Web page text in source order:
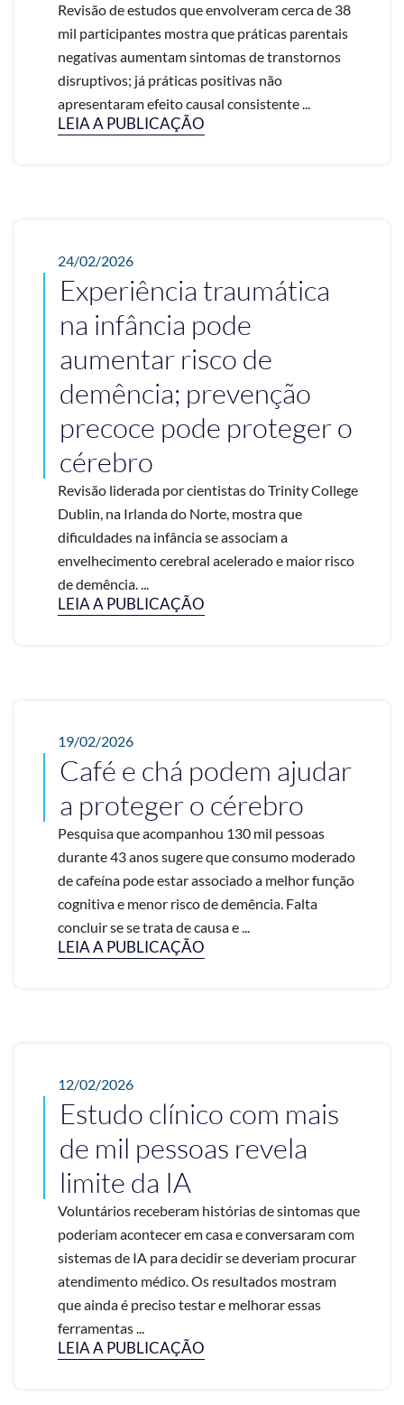
Revisão de estudos que envolveram cerca de 38
mil participantes mostra que práticas parentais
negativas aumentam sintomas de transtornos
disruptivos; já práticas positivas não
apresentaram efeito causal consistente ...
LEIA A PUBLICAÇÃO
24/02/2026
Experiência traumática
na infância pode
aumentar risco de
demência; prevenção
precoce pode proteger o
cérebro
Revisão liderada por cientistas do Trinity College
Dublin, na Irlanda do Norte, mostra que
dificuldades na infância se associam a
envelhecimento cerebral acelerado e maior risco
de demência. ...
LEIA A PUBLICAÇÃO
19/02/2026
Café e chá podem ajudar
a proteger o cérebro
Pesquisa que acompanhou 130 mil pessoas
durante 43 anos sugere que consumo moderado
de cafeína pode estar associado a melhor função
cognitiva e menor risco de demência. Falta
concluir se se trata de causa e ...
LEIA A PUBLICAÇÃO
12/02/2026
Estudo clínico com mais
de mil pessoas revela
limite da IA
Voluntários receberam histórias de sintomas que
poderiam acontecer em casa e conversaram com
sistemas de IA para decidir se deveriam procurar
atendimento médico. Os resultados mostram
que ainda é preciso testar e melhorar essas
ferramentas ...
LEIA A PUBLICAÇÃO